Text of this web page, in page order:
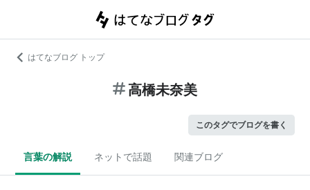
はてなブログ トップ
高橋未奈美
このタグでブログを書く
言葉の解説 ネットで話題 関連ブログ